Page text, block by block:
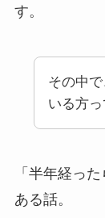
す。
その中
いる方
「半年経っ
ある話。